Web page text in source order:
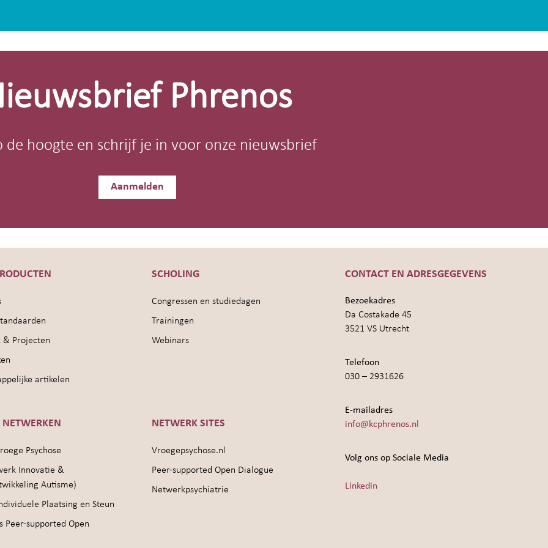
Phrenos
de hoogte en schrijf je in voor onze nieuwsbrief
Aanmelden
& Projecten
artikelen
SCHOLING
Congressen en studiedagen
Trainingen
Webinars
NETWERKEN
Psychose
Innovatie &
Autisme)
Plaatsing en Steun
Peer-supported Open
NETWERK SITES
Vroegepsychose.nl
Peer-supported Open Dialogue
Netwerkpsychiatrie
CONTACT EN ADRESGEGEVENS
Bezoekadres
Da Costakade 45
3521 VS Utrecht
Telefoon
030 – 2931626
E-mailadres
info@kcphrenos.nl
Volg ons op Sociale Media
Linkedin